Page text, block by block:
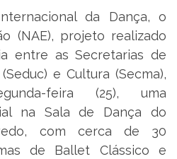
da Dança, o
(NAE), projeto realizado
entre as Secretarias de
e Cultura (Secma),
feira (25), uma
na Sala de Dança do
com cerca de 30
de Ballet Clássico e